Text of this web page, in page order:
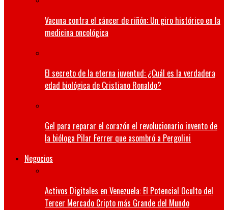
Vacuna contra el cáncer de riñón: Un giro histórico en la
medicina oncológica
El secreto de la eterna juventud: ¿Cuál es la verdadera
edad biológica de Cristiano Ronaldo?
Gel para reparar el corazón el revolucionario invento de
la bióloga Pilar Ferrer que asombró a Pergolini
Negocios
Activos Digitales en Venezuela: El Potencial Oculto del
Tercer Mercado Cripto más Grande del Mundo